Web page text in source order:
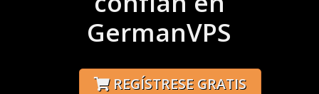
GermanVPS
REGÍSTRESE GRATIS